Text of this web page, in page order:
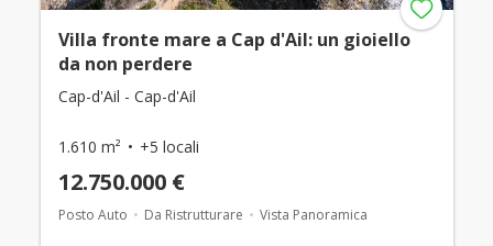
Villa fronte mare a Cap d'Ail: un gioiello
da non perdere
Cap-d'Ail - Cap-d'Ail
1.610 m² +5 locali
12.750.000 €
Posto Auto Da Ristrutturare Vista Panoramica